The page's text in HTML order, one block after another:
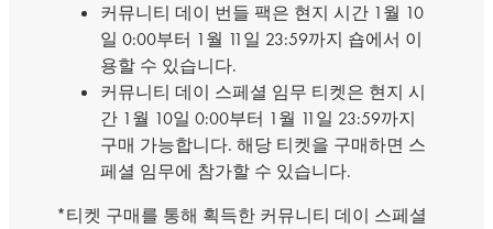
커뮤니티 데이 번들 팩은 현지 시간 1월 10
일 0:00부터 1월 11일 23:59까지 숍에서 이
용할 수 있습니다.
커뮤니티 데이 스페셜 임무 티켓은 현지 시
간 1월 10일 0:00부터 1월 11일 23:59까지
구매 가능합니다. 해당 티켓을 구매하면 스
페셜 임무에 참가할 수 있습니다.
*티켓 구매를 통해 획득한 커뮤니티 데이 스페셜